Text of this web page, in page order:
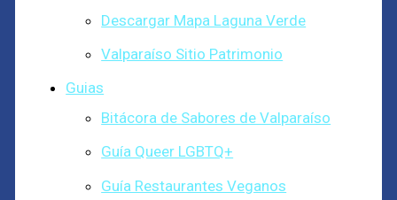
Descargar Mapa Laguna Verde
Valparaíso Sitio Patrimonio
Guias
Bitácora de Sabores de Valparaíso
Guía Queer LGBTQ+
Guía Restaurantes Veganos